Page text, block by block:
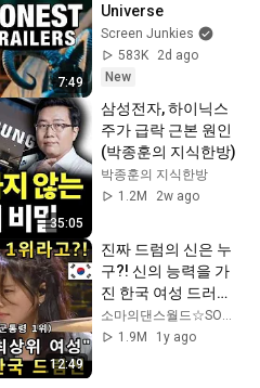
7:49
Universe
Screen Junkies
583K
2d ago
New
35:05
삼성전자, 하이닉스
주가 급락 근본 원인
(박종훈의 지식한방)
박종훈의 지식한방
1.2M
2w ago
12:49
진짜 드럼의 신은 누
구?! 신의 능력을 가
진 한국 여성 드러머
와 영국의 드럼 초고
수 무대에 심사위원
1.9M
1y ago